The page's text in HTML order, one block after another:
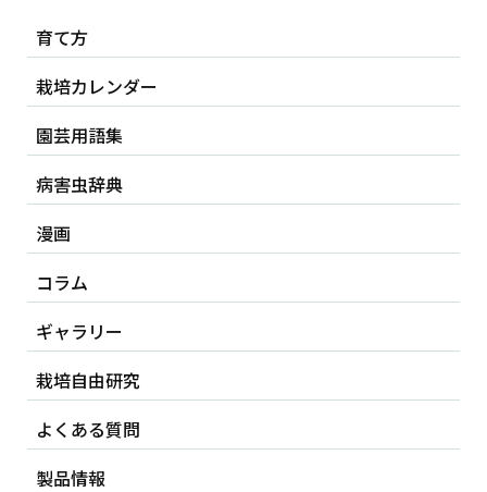
育て方
栽培カレンダー
園芸用語集
病害虫辞典
漫画
コラム
ギャラリー
栽培自由研究
よくある質問
製品情報